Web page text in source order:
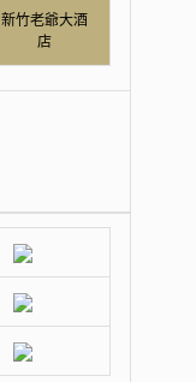
新竹老爺大酒
店